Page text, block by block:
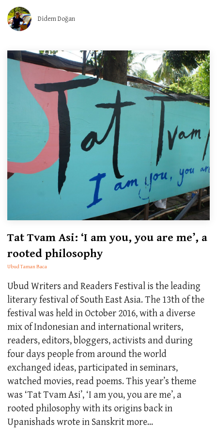
Didem Doğan
Tat Tvam Asi: ‘I am you, you are me’, a
rooted philosophy
Ubud Taman Baca
Ubud Writers and Readers Festival is the leading
literary festival of South East Asia. The 13th of the
festival was held in October 2016, with a diverse
mix of Indonesian and international writers,
readers, editors, bloggers, activists and during
four days people from around the world
exchanged ideas, participated in seminars,
watched movies, read poems. This year’s theme
was ‘Tat Tvam Asi’, ‘I am you, you are me’, a
rooted philosophy with its origins back in
Upanishads wrote in Sanskrit more...